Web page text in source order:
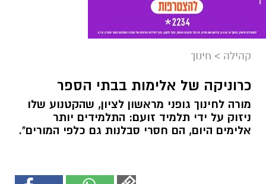
קהילה > חינוך
כרוניקה של אלימות בבתי הספר
מורה לחינוך גופני מראשון לציון, שהקטנוע שלו
ניזוק על ידי תלמיד זועם: התלמידים יותר
אלימים היום, הם חסרי סבלנות גם כלפי המורים".